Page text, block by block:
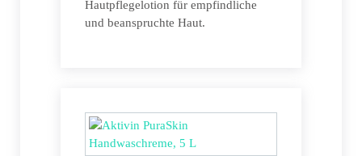
Hautpflegelotion für empfindliche
und beanspruchte Haut.